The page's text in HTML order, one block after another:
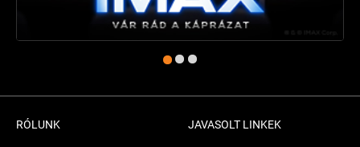
RÓLUNK JAVASOLT LINKEK